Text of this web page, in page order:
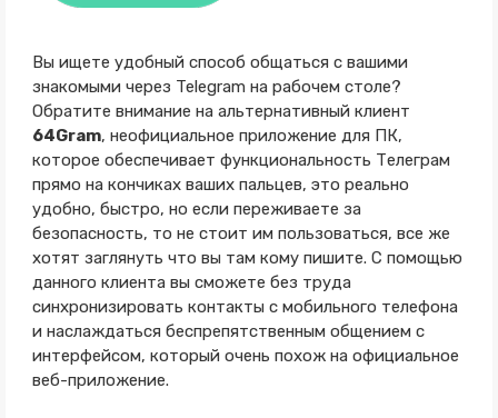
Вы ищете удобный способ общаться с вашими
знакомыми через Telegram на рабочем столе?
Обратите внимание на альтернативный клиент
64Gram, неофициальное приложение для ПК,
которое обеспечивает функциональность Телеграм
прямо на кончиках ваших пальцев, это реально
удобно, быстро, но если переживаете за
безопасность, то не стоит им пользоваться, все же
хотят заглянуть что вы там кому пишите. С помощью
данного клиента вы сможете без труда
синхронизировать контакты с мобильного телефона
и наслаждаться беспрепятственным общением с
интерфейсом, который очень похож на официальное
веб-приложение.